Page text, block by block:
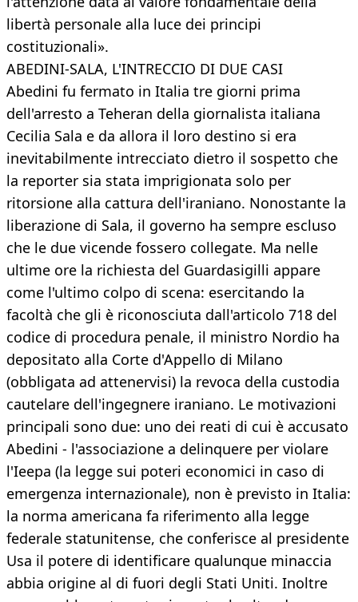
libertà personale alla luce dei principi
costituzionali».
ABEDINI-SALA, L'INTRECCIO DI DUE CASI
Abedini fu fermato in Italia tre giorni prima
dell'arresto a Teheran della giornalista italiana
Cecilia Sala e da allora il loro destino si era
inevitabilmente intrecciato dietro il sospetto che
la reporter sia stata imprigionata solo per
ritorsione alla cattura dell'iraniano. Nonostante la
liberazione di Sala, il governo ha sempre escluso
che le due vicende fossero collegate. Ma nelle
ultime ore la richiesta del Guardasigilli appare
come l'ultimo colpo di scena: esercitando la
facoltà che gli è riconosciuta dall'articolo 718 del
codice di procedura penale, il ministro Nordio ha
depositato alla Corte d'Appello di Milano
(obbligata ad attenervisi) la revoca della custodia
cautelare dell'ingegnere iraniano. Le motivazioni
principali sono due: uno dei reati di cui è accusato
Abedini - l'associazione a delinquere per violare
l'Ieepa (la legge sui poteri economici in caso di
emergenza internazionale), non è previsto in Italia:
la norma americana fa riferimento alla legge
federale statunitense, che conferisce al presidente
Usa il potere di identificare qualunque minaccia
abbia origine al di fuori degli Stati Uniti. Inoltre